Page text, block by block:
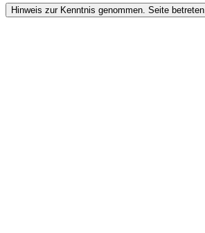
Hinweis zur Kenntnis genommen. Seite betreten.